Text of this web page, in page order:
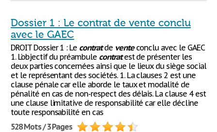
Dossier 1 : Le contrat de vente conclu
avec le GAEC
DROIT Dossier 1 : Le contratde venteconclu avec le GAEC
1. L’objectif du préambule contratest de présenter les
deux parties concernées ainsi que le lieux du siège social
et le représentant des sociétés. 1. La clauses 2 est une
clause pénale car elle aborde le taux et modalité de
pénalité en cas de non-respect des délais. La clause 4 est
une clause limitative de responsabilité car elle décline
toute responsabilité en cas
528 Mots / 3 Pages